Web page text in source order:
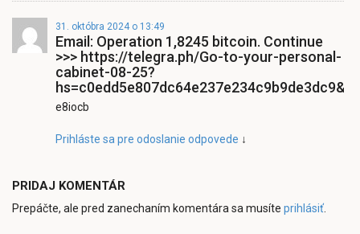
31. októbra 2024 o 13:49
Email: Operation 1,8245 bitcoin. Continue
>>> https://telegra.ph/Go-to-your-personal-
cabinet-08-25?
hs=c0edd5e807dc64e237e234c9b9de3dc9&
e8iocb
Prihláste sa pre odoslanie odpovede ↓
PRIDAJ KOMENTÁR
Prepáčte, ale pred zanechaním komentára sa musíte prihlásiť